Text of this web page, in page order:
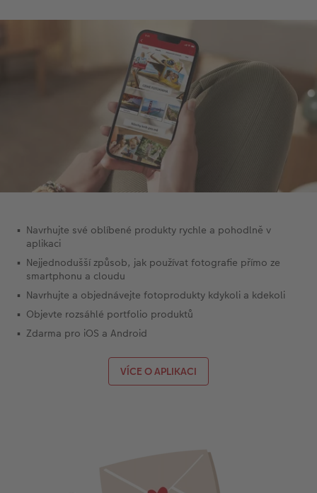
Navrhujte své oblíbené produkty rychle a pohodlně v
aplikaci
Nejjednodušší způsob, jak používat fotografie přímo ze
smartphonu a cloudu
Navrhujte a objednávejte fotoprodukty kdykoli a kdekoli
Objevte rozsáhlé portfolio produktů
Zdarma pro iOS a Android
VÍCE O APLIKACI